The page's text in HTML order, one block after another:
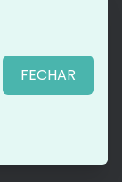
FECHAR